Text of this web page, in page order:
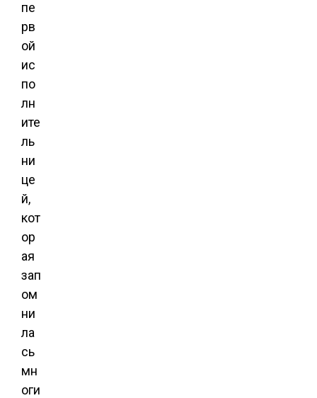
пе
рв
ой
ис
по
лн
ите
ль
ни
це
й,
кот
ор
ая
зап
ом
ни
ла
сь
мн
оги